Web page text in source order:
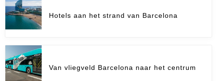
Hotels aan het strand van Barcelona
Van vliegveld Barcelona naar het centrum